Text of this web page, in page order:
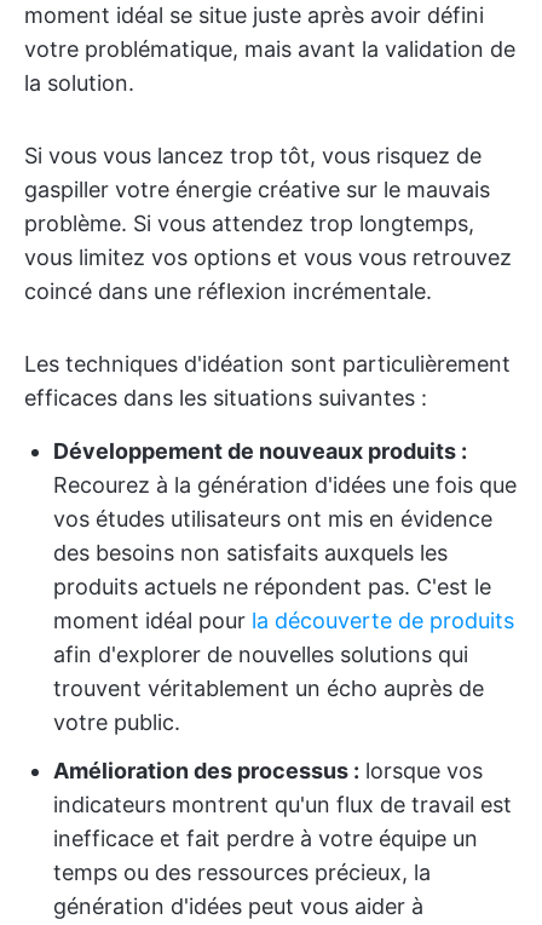
moment idéal se situe juste après avoir défini
votre problématique, mais avant la validation de
la solution.
Si vous vous lancez trop tôt, vous risquez de
gaspiller votre énergie créative sur le mauvais
problème. Si vous attendez trop longtemps,
vous limitez vos options et vous vous retrouvez
coincé dans une réflexion incrémentale.
Les techniques d'idéation sont particulièrement
efficaces dans les situations suivantes :
Développement de nouveaux produits :
Recourez à la génération d'idées une fois que
vos études utilisateurs ont mis en évidence
des besoins non satisfaits auxquels les
produits actuels ne répondent pas. C'est le
moment idéal pour la découverte de produits
afin d'explorer de nouvelles solutions qui
trouvent véritablement un écho auprès de
votre public.
Amélioration des processus : lorsque vos
indicateurs montrent qu'un flux de travail est
inefficace et fait perdre à votre équipe un
temps ou des ressources précieux, la
génération d'idées peut vous aider à